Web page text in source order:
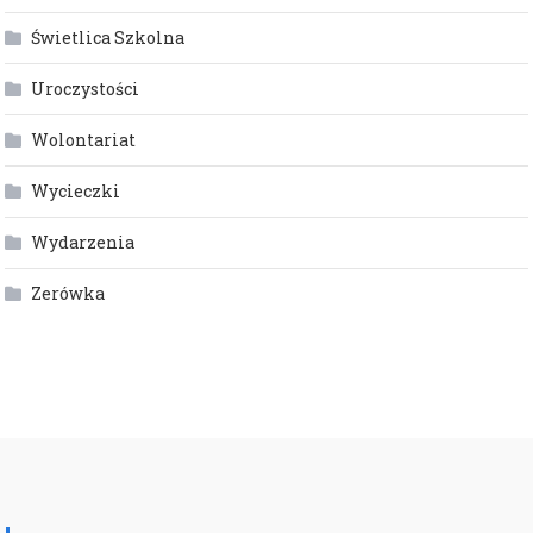
Świetlica Szkolna
Uroczystości
Wolontariat
Wycieczki
Wydarzenia
Zerówka